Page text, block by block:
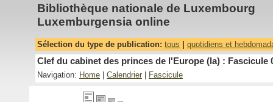
Bibliothèque nationale de Luxembourg
Luxemburgensia online
Sélection du type de publication: tous quotidiens et
Clef du cabinet des princes de l'Europe (la) : Fascicule
Navigation: Home Calendrier Fascicule